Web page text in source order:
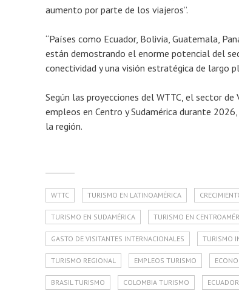
aumento por parte de los viajeros”.
“Países como Ecuador, Bolivia, Guatemala,
están demostrando el enorme potencial del
conectividad y una visión estratégica de largo
Según las proyecciones del WTTC, el sector
empleos en Centro y Sudamérica durante
la región.
WTTC TURISMO EN LATINOAMÉRICA
TURISMO EN SUDAMÉRICA TURISMO EN
GASTO DE VISITANTES INTERNACIONALES TURISMO
TURISMO REGIONAL EMPLEOS TURISMO
BRASIL TURISMO COLOMBIA TURISMO